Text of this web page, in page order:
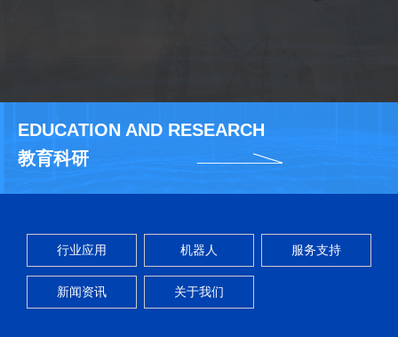
EDUCATION AND RESEARCH
教育科研
行业应用 机器人 服务支持
新闻资讯 关于我们